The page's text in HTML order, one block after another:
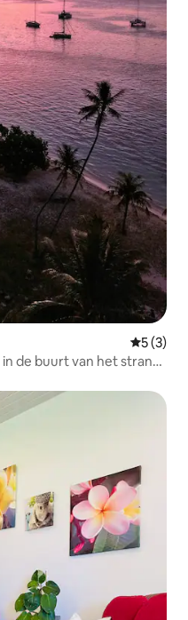
5 (3)
de buurt van het strand